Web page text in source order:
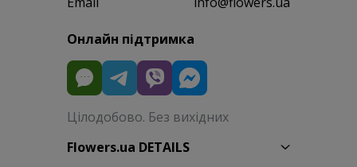
Онлайн підтримка
Цілодобово. Без вихідних
Flowers.ua DETAILS